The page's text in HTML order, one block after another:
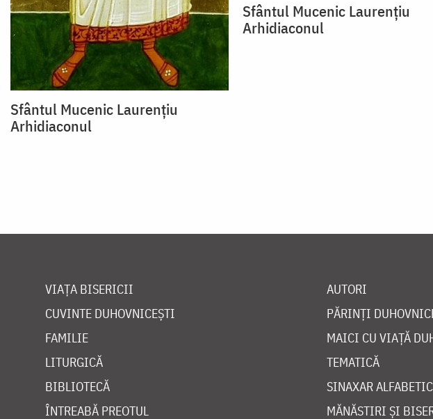
Sfântul Mucenic Laurențiu
Arhidiaconul
Sfântul Mucenic Laurențiu
Arhidiaconul
VIAȚA BISERICII
CUVINTE DUHOVNICEȘTI
FAMILIE
LITURGICĂ
BIBLIOTECĂ
ÎNTREABĂ PREOTUL
AUTORI
PĂRINȚI
MAICI CU VIAȚĂ
TEMATICĂ
SINAXAR ALFABETIC
MĂNĂSTIRI ȘI